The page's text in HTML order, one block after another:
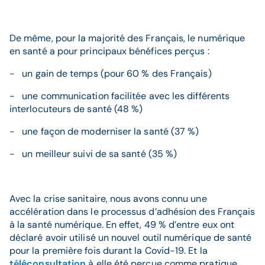
De même, pour la majorité des Français, le numérique
en santé a pour principaux bénéfices perçus :
- un gain de temps (pour 60 % des Français)
- une communication facilitée avec les différents
interlocuteurs de santé (48 %)
- une façon de moderniser la santé (37 %)
- un meilleur suivi de sa santé (35 %)
Avec la crise sanitaire, nous avons connu une
accélération dans le processus d’adhésion des Français
à la santé numérique. En effet, 49 % d’entre eux ont
déclaré avoir utilisé un nouvel outil numérique de santé
pour la première fois durant la Covid-19. Et la